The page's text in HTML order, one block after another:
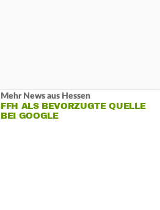
Mehr News aus Hessen
FFH ALS BEVORZUGTE QUELLE
BEI GOOGLE